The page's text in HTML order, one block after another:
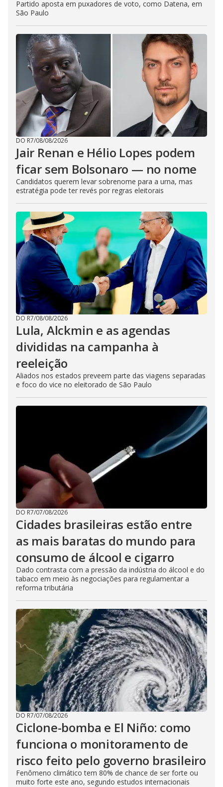
Partido aposta em puxadores de voto, como Datena, em
São Paulo
DO R7/08/08/2026
Jair Renan e Hélio Lopes podem
ficar sem Bolsonaro — no nome
Candidatos querem levar sobrenome para a urna, mas
estratégia pode ter revés por regras eleitorais
DO R7/08/08/2026
Lula, Alckmin e as agendas
divididas na campanha à
reeleição
Aliados nos estados preveem parte das viagens separadas
e foco do vice no eleitorado de São Paulo
DO R7/07/08/2026
Cidades brasileiras estão entre
as mais baratas do mundo para
consumo de álcool e cigarro
Dado contrasta com a pressão da indústria do álcool e do
tabaco em meio às negociações para regulamentar a
reforma tributária
DO R7/07/08/2026
Ciclone-bomba e El Niño: como
funciona o monitoramento de
risco feito pelo governo brasileiro
Fenômeno climático tem 80% de chance de ser forte ou
muito forte este ano, segundo estudos internacionais